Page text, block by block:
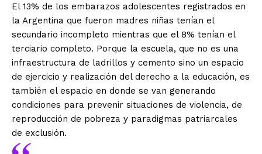
El 13% de los embarazos adolescentes registrados en
la Argentina que fueron madres niñas tenían el
secundario incompleto mientras que el 8% tenían el
terciario completo. Porque la escuela, que no es una
infraestructura de ladrillos y cemento sino un espacio
de ejercicio y realización del derecho a la educación, es
también el espacio en donde se van generando
condiciones para prevenir situaciones de violencia, de
reproducción de pobreza y paradigmas patriarcales
de exclusión.